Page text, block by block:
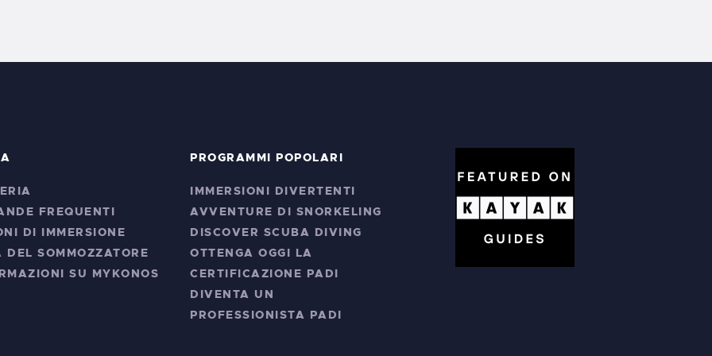
FREQUENTI
DI IMMERSIONE
DEL SOMMOZZATORE
SU MYKONOS
PROGRAMMI POPOLARI
IMMERSIONI DIVERTENTI
AVVENTURE DI SNORKELING
DISCOVER SCUBA DIVING
OTTENGA OGGI LA
CERTIFICAZIONE PADI
DIVENTA UN
PROFESSIONISTA PADI